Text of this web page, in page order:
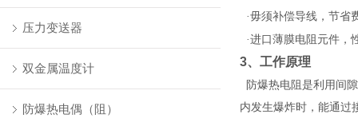
压力变送器
双金属温度计
防爆热电偶（阻）
·毋须补偿导线，节省
·进口薄膜电阻元件，
3、工作原理
防爆热电阻是利用间
内发生爆炸时，能通过